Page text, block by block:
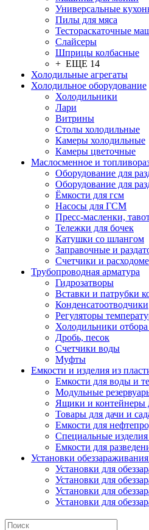
Универсальные
Пилы для мяса
Тестораскаточные
Слайсеры
Шприцы колбасные
+ ЕЩЕ 14
Холодильные агрегаты
Холодильное оборудование
Холодильники
Лари
Витрины
Столы холодильные
Камеры холодильные
Камеры цветочные
Маслосменное и
Оборудование для
Оборудование для
Ёмкости для гсм
Насосы для ГСМ
Пресс-масленки,
Тележки для бочек
Катушки со шлангом
Заправочные и
Счетчики и
Трубопроводная арматура
Гидрозатворы
Вставки и патрубки
Конденсатоотводчики
Регуляторы
Холодильники
Дробь, песок
Счетчики воды
Муфты
Емкости и изделия из
Емкости для воды и
Модульные
Ящики и контейнеры
Товары для дачи и
Емкости для
Специальные изделия
Емкости для
Установки
Установки для
Установки для
Установки для
Установки для